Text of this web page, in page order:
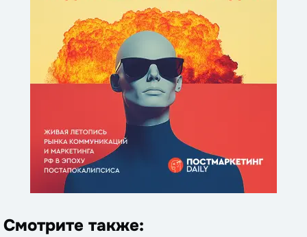
Смотрите также: